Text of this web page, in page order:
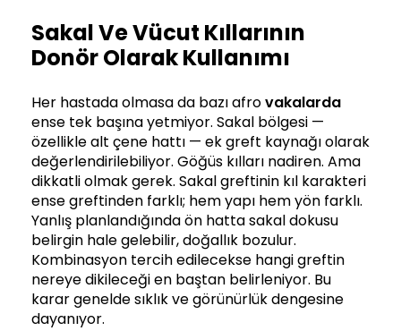
Sakal Ve Vücut Kıllarının
Donör Olarak Kullanımı
Her hastada olmasa da bazı afrovakalarda
ense tek başına yetmiyor. Sakal bölgesi —
özellikle alt çene hattı — ek greft kaynağı olarak
değerlendirilebiliyor. Göğüs kılları nadiren. Ama
dikkatli olmak gerek. Sakal greftinin kıl karakteri
ense greftinden farklı; hem yapı hem yön farklı.
Yanlış planlandığında ön hatta sakal dokusu
belirgin hale gelebilir, doğallık bozulur.
Kombinasyon tercih edilecekse hangi greftin
nereye dikileceği en baştan belirleniyor. Bu
karar genelde sıklık ve görünürlük dengesine
dayanıyor.